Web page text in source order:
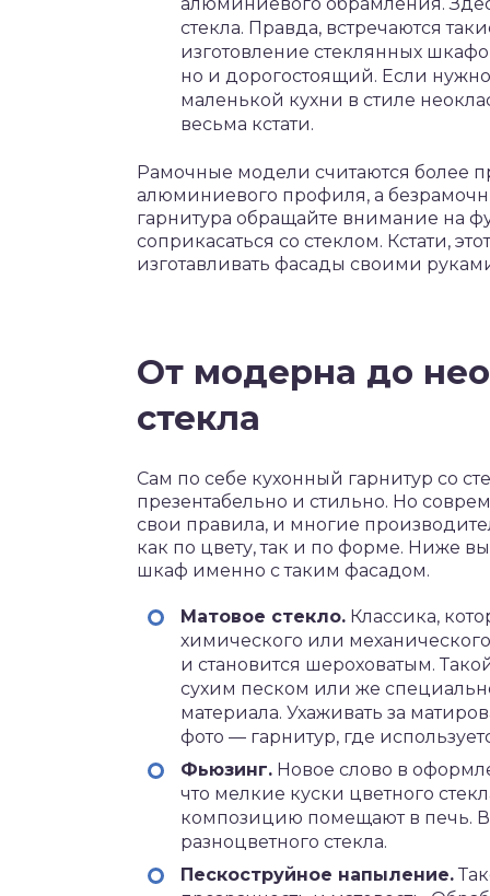
стекла. Правда, встречаются
изготовление стеклянных
но и дорогостоящий. Если
маленькой кухни в стиле
весьма кстати.
Рамочные модели считаются
алюминиевого профиля, а
гарнитура обращайте внимание на
соприкасаться со стеклом. Кстати,
изготавливать фасады своими
От модерна до
стекла
Сам по себе кухонный гарнитур со
презентабельно и стильно. Но
свои правила, и многие
как по цвету, так и по форме. Ниже
шкаф именно с таким фасадом.
Матовое стекло. Классика,
химического или
и становится шероховатым.
сухим песком или же
материала. Ухаживать за
фото — гарнитур, где
Фьюзинг. Новое слово в
что мелкие куски цветного
композицию помещают в печь.
разноцветного стекла.
Пескоструйное напыление.